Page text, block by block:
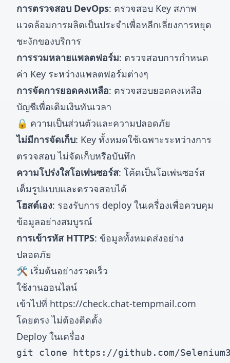
การตรวจสอบ DevOps: ตรวจสอบ Key สภาพ
แวดล้อมการผลิตเป็นประจำเพื่อหลีกเลี่ยงการหยุด
ชะงักของบริการ
การรวมหลายแพลตฟอร์ม: ตรวจสอบการกำหนด
ค่า Key ระหว่างแพลตฟอร์มต่างๆ
การจัดการยอดคงเหลือ: ตรวจสอบยอดคงเหลือ
บัญชีเพื่อเติมเงินทันเวลา
🔒 ความเป็นส่วนตัวและความปลอดภัย
ไม่มีการจัดเก็บ: Key ทั้งหมดใช้เฉพาะระหว่างการ
ตรวจสอบ ไม่จัดเก็บหรือบันทึก
ความโปร่งใสโอเพ่นซอร์ส: โค้ดเป็นโอเพ่นซอร์ส
เต็มรูปแบบและตรวจสอบได้
โฮสต์เอง: รองรับการ deploy ในเครื่องเพื่อควบคุม
ข้อมูลอย่างสมบูรณ์
การเข้ารหัส HTTPS: ข้อมูลทั้งหมดส่งอย่าง
ปลอดภัย
🛠️ เริ่มต้นอย่างรวดเร็ว
ใช้งานออนไลน์
เข้าไปที่ https://check.chat-tempmail.com
โดยตรง ไม่ต้องติดตั้ง
Deploy ในเครื่อง
git clone https://github.com/